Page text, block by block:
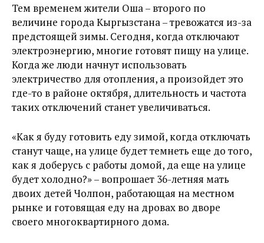
Тем временем жители Оша – второго по
величине города Кыргызстана – тревожатся из-за
предстоящей зимы. Сегодня, когда отключают
электроэнергию, многие готовят пищу на улице.
Когда же люди начнут использовать
электричество для отопления, а произойдет это
где-то в районе октября, длительность и частота
таких отключений станет увеличиваться.
«Как я буду готовить еду зимой, когда отключать
станут чаще, на улице будет темнеть еще до того,
как я доберусь с работы домой, да еще на улице
будет холодно?» – вопрошает 36-летняя мать
двоих детей Чолпон, работающая на местном
рынке и готовящая еду на дровах во дворе
своего многоквартирного дома.